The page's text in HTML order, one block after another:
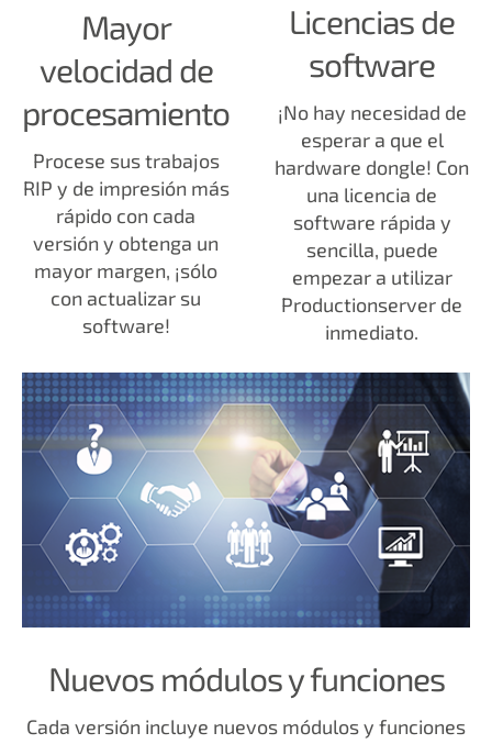
Mayor
velocidad de
procesamiento
Procese sus trabajos
RIP y de impresión más
rápido con cada
versión y obtenga un
mayor margen, ¡sólo
con actualizar su
software!
Licencias de
software
¡No hay necesidad de
esperar a que el
hardware dongle! Con
una licencia de
software rápida y
sencilla, puede
empezar a utilizar
Productionserver de
inmediato.
Nuevos módulos y funciones
Cada versión incluye nuevos módulos y funciones